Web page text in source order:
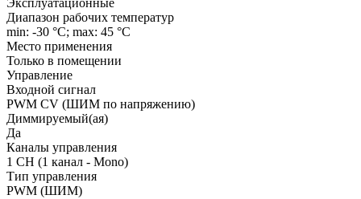
Диапазон рабочих температур
min: -30 °C; max: 45 °C
Место применения
Только в помещении
Управление
Входной сигнал
PWM СV (ШИМ по напряжению)
Диммируемый(ая)
Да
Каналы управления
1 CH (1 канал - Mono)
Тип управления
PWM (ШИМ)